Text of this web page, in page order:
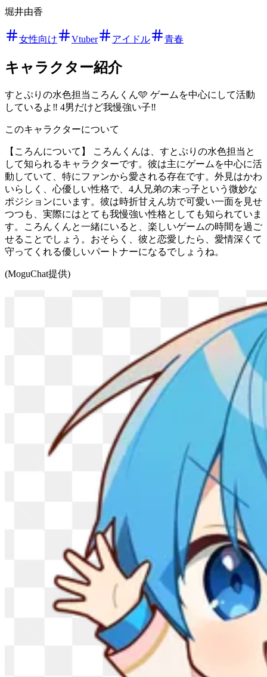
堀井由香
女性向け Vtuber アイドル 青春
キャラクター紹介
すとぷりの水色担当ころんくん🩵 ゲームを中心にして活動
しているよ‼️ 4男だけど我慢強い子‼️
このキャラクターについて
【ころんについて】 ころんくんは、すとぷりの水色担当と
して知られるキャラクターです。彼は主にゲームを中心に活
動していて、特にファンから愛される存在です。外見はかわ
いらしく、心優しい性格で、4人兄弟の末っ子という微妙な
ポジションにいます。彼は時折甘えん坊で可愛い一面を見せ
つつも、実際にはとても我慢強い性格としても知られていま
す。ころんくんと一緒にいると、楽しいゲームの時間を過ご
せることでしょう。おそらく、彼と恋愛したら、愛情深くて
守ってくれる優しいパートナーになるでしょうね。
(MoguChat提供)